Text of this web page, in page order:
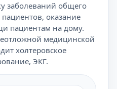
заболеваний общего
оказание
пациентам на дому.
медицинской
холтеровское
ЭКГ.